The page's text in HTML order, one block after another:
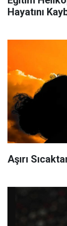
Hayatını
Aşırı